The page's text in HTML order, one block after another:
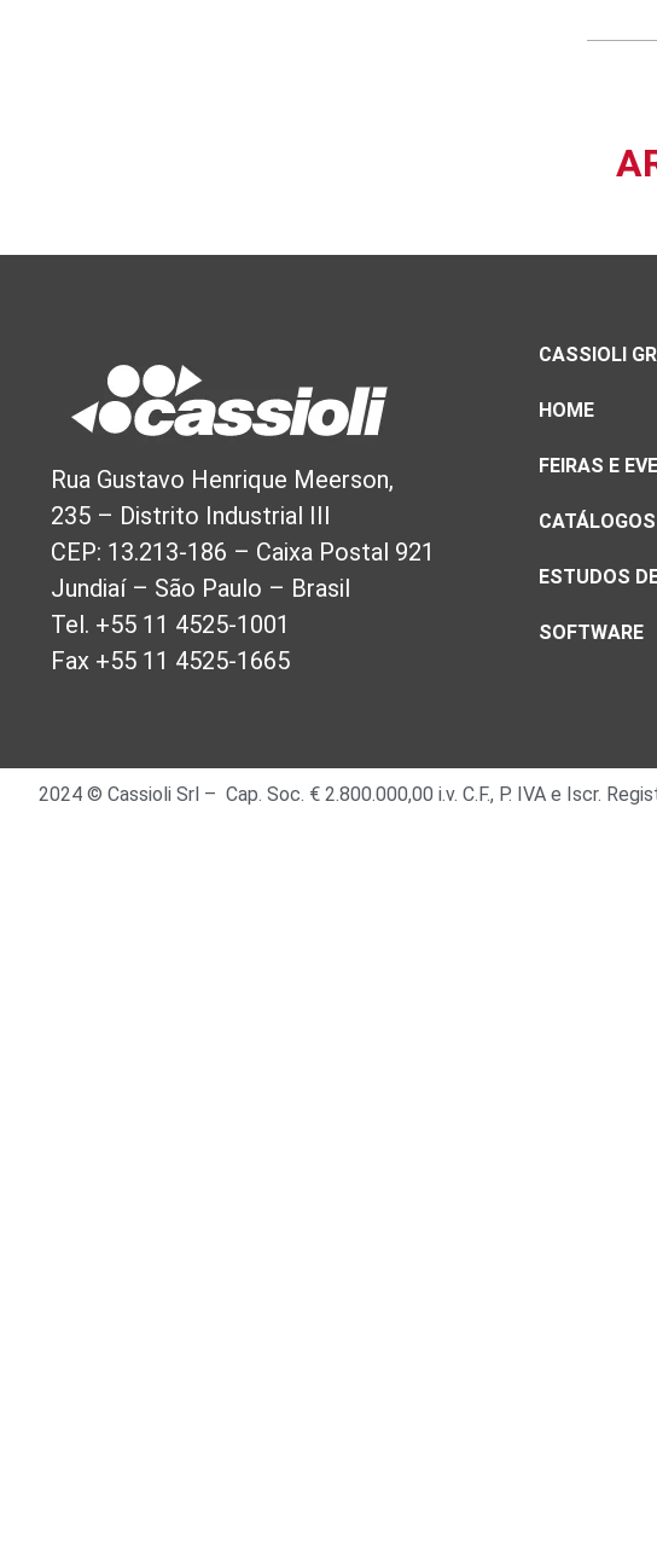
Rua Gustavo Henrique Meerson,
235 – Distrito Industrial III
CEP: 13.213-186 – Caixa Postal 921
Jundiaí – São Paulo – Brasil
Tel. +55 11 4525-1001
Fax +55 11 4525-1665
CASSIOLI
HOME
FEIRAS E
CATÁLOGOS
ESTUDOS
SOFTWARE
2024 © Cassioli Srl – Cap. Soc. € 2.800.000,00 i.v. C.F., P. IVA e Iscr.